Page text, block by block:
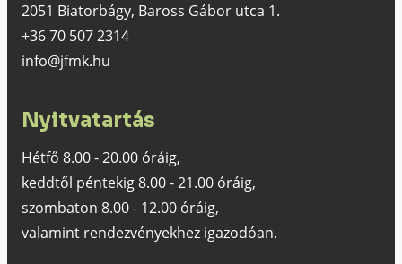
2051 Biatorbágy, Baross Gábor utca 1.
+36 70 507 2314
info@jfmk.hu
Nyitvatartás
Hétfő 8.00 - 20.00 óráig,
keddtől péntekig 8.00 - 21.00 óráig,
szombaton 8.00 - 12.00 óráig,
valamint rendezvényekhez igazodóan.